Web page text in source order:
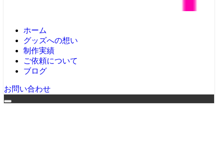
ホーム
グッズへの想い
制作実績
ご依頼について
ブログ
お問い合わせ